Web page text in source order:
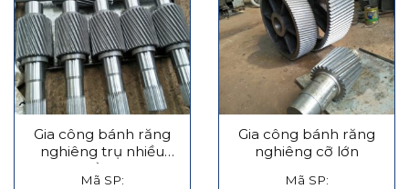
Gia công bánh răng
nghiêng trụ nhiều
tầng
Mã SP:
Gia công bánh răng
nghiêng cỡ lớn
Mã SP: